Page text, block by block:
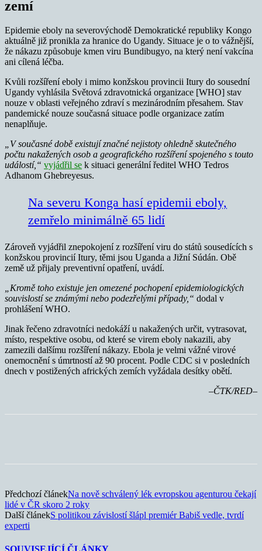
zemí
Epidemie eboly na severovýchodě Demokratické republiky Kongo
aktuálně již pronikla za hranice do Ugandy. Situace je o to vážnější,
že nákazu způsobuje kmen viru Bundibugyo, na který není vakcína
ani cílená léčba.
Kvůli rozšíření eboly i mimo konžskou provincii Itury do sousední
Ugandy vyhlásila Světová zdravotnická organizace [WHO] stav
nouze v oblasti veřejného zdraví s mezinárodním přesahem. Stav
pandemické nouze současná situace podle organizace zatím
nenaplňuje.
„V současné době existují značné nejistoty ohledně skutečného
počtu nakažených osob a geografického rozšíření spojeného s touto
událostí,“ vyjádřil se k situaci generální ředitel WHO Tedros
Adhanom Ghebreyesus.
Na severu Konga hasí epidemii eboly,
zemřelo minimálně 65 lidí
Zároveň vyjádřil znepokojení z rozšíření viru do států sousedících s
konžskou provincií Itury, těmi jsou Uganda a Jižní Súdán. Obě
země už přijaly preventivní opatření, uvádí.
„Kromě toho existuje jen omezené pochopení epidemiologických
souvislostí se známými nebo podezřelými případy,“ dodal v
prohlášení WHO.
Jinak řečeno zdravotníci nedokáží u nakažených určit, vytrasovat,
místo, respektive osobu, od které se virem eboly nakazili, aby
zamezili dalšímu rozšíření nákazy. Ebola je velmi vážné virové
onemocnění s úmrtností až 90 procent. Podle CDC si v posledních
dnech v postižených afrických zemích vyžádala desítky obětí.
–ČTK/RED–
Předchozí článekNa nově schválený lék evropskou agenturou čekají
lidé v ČR skoro 2 roky
Další článekS politikou závislostí šlápl premiér Babiš vedle, tvrdí
experti
SOUVISEJÍCÍ ČLÁNKY